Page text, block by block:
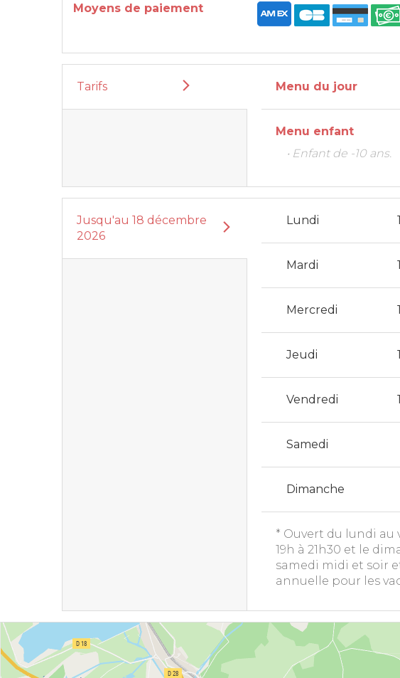
Moyens de paiement
Tarifs Menu du jour
Menu enfant
• Enfant de -10 ans.
Jusqu'au 18 décembre
2026
Lundi
Mardi
Mercredi
Jeudi
Vendredi
Samedi
Dimanche
* Ouvert du lundi au
19h à 21h30 et le
samedi midi et soir
annuelle pour les